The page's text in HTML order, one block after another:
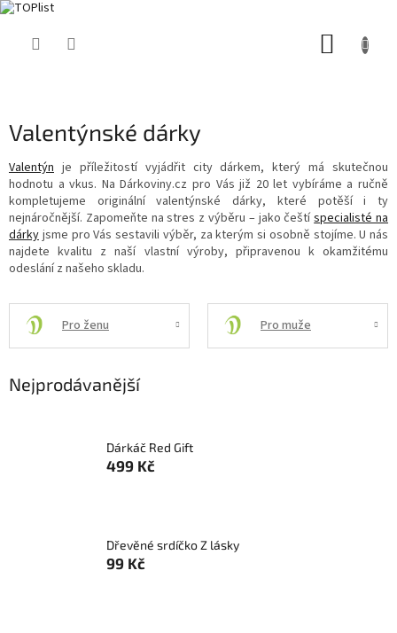
Valentýnské dárky
Valentýn je příležitostí vyjádřit city dárkem, který má skutečnou
hodnotu a vkus. Na Dárkoviny.cz pro Vás již 20 let vybíráme a ručně
kompletujeme originální valentýnské dárky, které potěší i ty
nejnáročnější. Zapomeňte na stres z výběru – jako češtíspecialisté na
dárky jsme pro Vás sestavili výběr, za kterým si osobně stojíme. U nás
najdete kvalitu z naší vlastní výroby, připravenou k okamžitému
odeslání z našeho skladu.
Pro ženu Pro muže
Nejprodávanější
Dárkáč Red Gift
499 Kč
Dřevěné srdíčko Z lásky
99 Kč